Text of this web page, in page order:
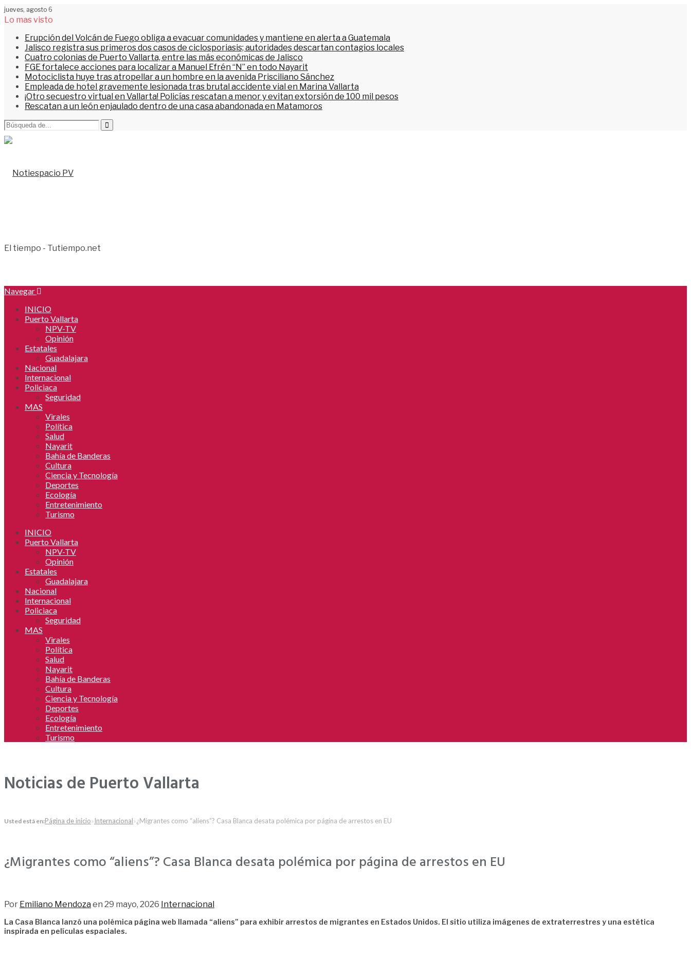
jueves, agosto 6
Lo mas visto
Erupción del Volcán de Fuego obliga a evacuar comunidades y mantiene en alerta a Guatemala
Jalisco registra sus primeros dos casos de ciclosporiasis; autoridades descartan contagios locales
Cuatro colonias de Puerto Vallarta, entre las más económicas de Jalisco
FGE fortalece acciones para localizar a Manuel Efrén “N” en todo Nayarit
Motociclista huye tras atropellar a un hombre en la avenida Prisciliano Sánchez
Empleada de hotel gravemente lesionada tras brutal accidente vial en Marina Vallarta
¡Otro secuestro virtual en Vallarta! Policías rescatan a menor y evitan extorsión de 100 mil pesos
Rescatan a un león enjaulado dentro de una casa abandonada en Matamoros
El tiempo - Tutiempo.net
Navegar
INICIO
Puerto Vallarta
NPV-TV
Opinión
Estatales
Guadalajara
Nacional
Internacional
Policiaca
Seguridad
MAS
Virales
Política
Salud
Nayarit
Bahía de Banderas
Cultura
Ciencia y Tecnología
Deportes
Ecología
Entretenimiento
Turismo
INICIO
Puerto Vallarta
NPV-TV
Opinión
Estatales
Guadalajara
Nacional
Internacional
Policiaca
Seguridad
MAS
Virales
Política
Salud
Nayarit
Bahía de Banderas
Cultura
Ciencia y Tecnología
Deportes
Ecología
Entretenimiento
Turismo
Noticias de Puerto Vallarta
Usted está en:Página de inicio»Internacional»¿Migrantes como “aliens”? Casa Blanca desata polémica por página de arrestos en EU
¿Migrantes como “aliens”? Casa Blanca desata polémica por página de arrestos en EU
Por Emiliano Mendoza en 29 mayo, 2026 Internacional
La Casa Blanca lanzó una polémica página web llamada “aliens” para exhibir arrestos de migrantes en Estados Unidos. El sitio utiliza imágenes de extraterrestres y una estética
inspirada en películas espaciales.